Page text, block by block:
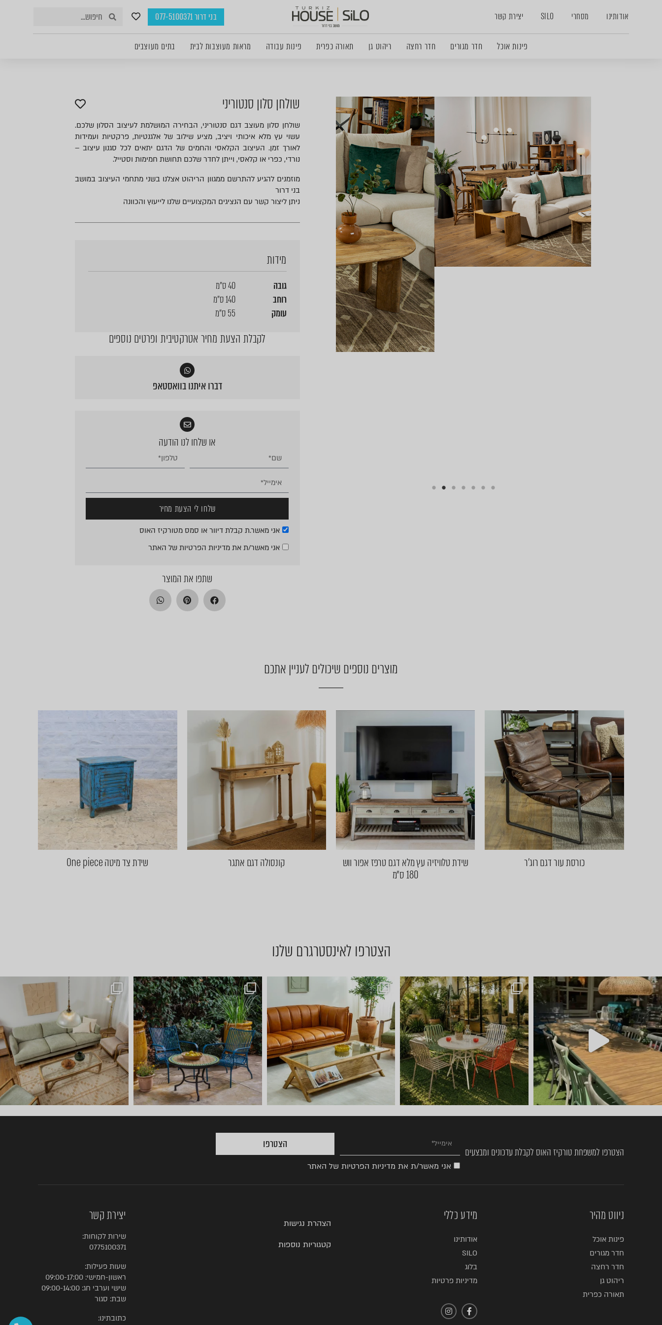
אודותינו מסחרי SILO יצירת קשר בני דרור 077-5100371
פינות אוכל חדר מגורים חדר רחצה ריהוט גן תאורה כפרית פינות עבודה מראות מעוצבות לבית בתים מעוצבים
שולחן סלון סנטוריני
שולחן סלון מעוצב דגם סנטוריני, הבחירה המושלמת לעיצוב הסלון שלכם.
עשוי עץ מלא איכותי ויציב, מציע שילוב של אלגנטיות, פרקטיות ועמידות
לאורך זמן. העיצוב הקלאסי והחמים של הדגם יתאים לכל סגנון עיצוב –
נורדי, כפרי או קלאסי, וייתן לחדר שלכם תחושת חמימות וסטייל.
מוזמנים להגיע להתרשם ממגוון הריהוט אצלנו בשני מתחמי העיצוב במושב
בני דרור
ניתן ליצור קשר עם הנציגים המקצועיים שלנו לייעוץ והכוונה
מידות
גובה
40 ס"מ
רוחב
140 ס"מ
עומק
55 ס"מ
לקבלת הצעת מחיר אטרקטיבית ופרטים נוספים
דברו איתנו בוואסטאפ
או שלחו לנו הודעה
אני מאשר.ת קבלת דיוור או סמס מטורקיז האוס
אני מאשר/ת את מדיניות הפרטיותשל האתר
שלחו לי הצעת מחיר
שתפו את המוצר
מוצרים נוספים שיכולים לעניין אתכם
כורסת עור דגם רוג'ר
שידת טלוויזיה עץ מלא דגם טרפז אפור ווש
180 ס״מ
קונסולה דגם אתגר שידת צד מיטה One piece
הצטרפו לאינסטרגרם שלנו
חדש ⭐ קונטיינרים של ריהוט ל ועכשיו הגיע הזמן לשולחן הסל
הצטרפו למשפחת טורקיז האוס לקבלת עדכונים ומבצעים
אני מאשר/ת את מדיניות הפרטיות של האתר
הצטרפו
ניווט מהיר
פינות אוכל
חדר מגורים
חדר רחצה
ריהוט גן
תאורה כפרית
מידע כללי
אודותינו
SILO
בלוג
מדיניות פרטיות
הצהרת נגישות
קטגוריות נוספות
יצירת קשר
שירות לקוחות:
0775100371
שעות פעילות:
ראשון-חמישי: 09:00-17:00
שישי וערבי חג: 09:00-14:00
שבת: סגור
כתובתינו: